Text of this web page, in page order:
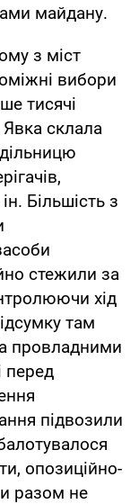
майдану.
з міст
вибори
тисячі
склала
Більшість з
стежили за
хід
там
провладними
перед
підвозили
опозиційно-
разом не